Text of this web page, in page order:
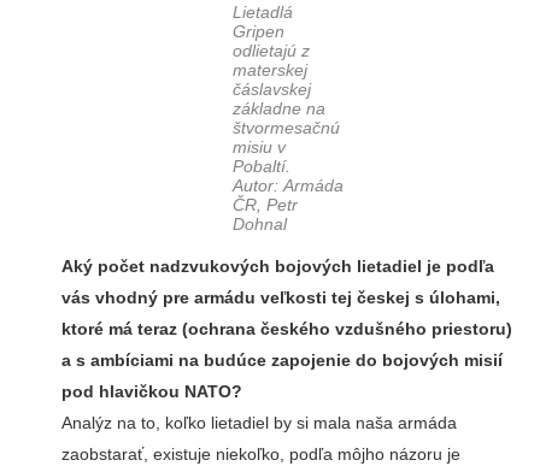
Lietadlá
Gripen
odlietajú z
materskej
čáslavskej
základne na
štvormesačnú
misiu v
Pobaltí.
Autor: Armáda
ČR, Petr
Dohnal
Aký počet nadzvukových bojových lietadiel je podľa
vás vhodný pre armádu veľkosti tej českej s úlohami,
ktoré má teraz (ochrana českého vzdušného priestoru)
a s ambíciami na budúce zapojenie do bojových misií
pod hlavičkou NATO?
Analýz na to, koľko lietadiel by si mala naša armáda
zaobstarať, existuje niekoľko, podľa môjho názoru je